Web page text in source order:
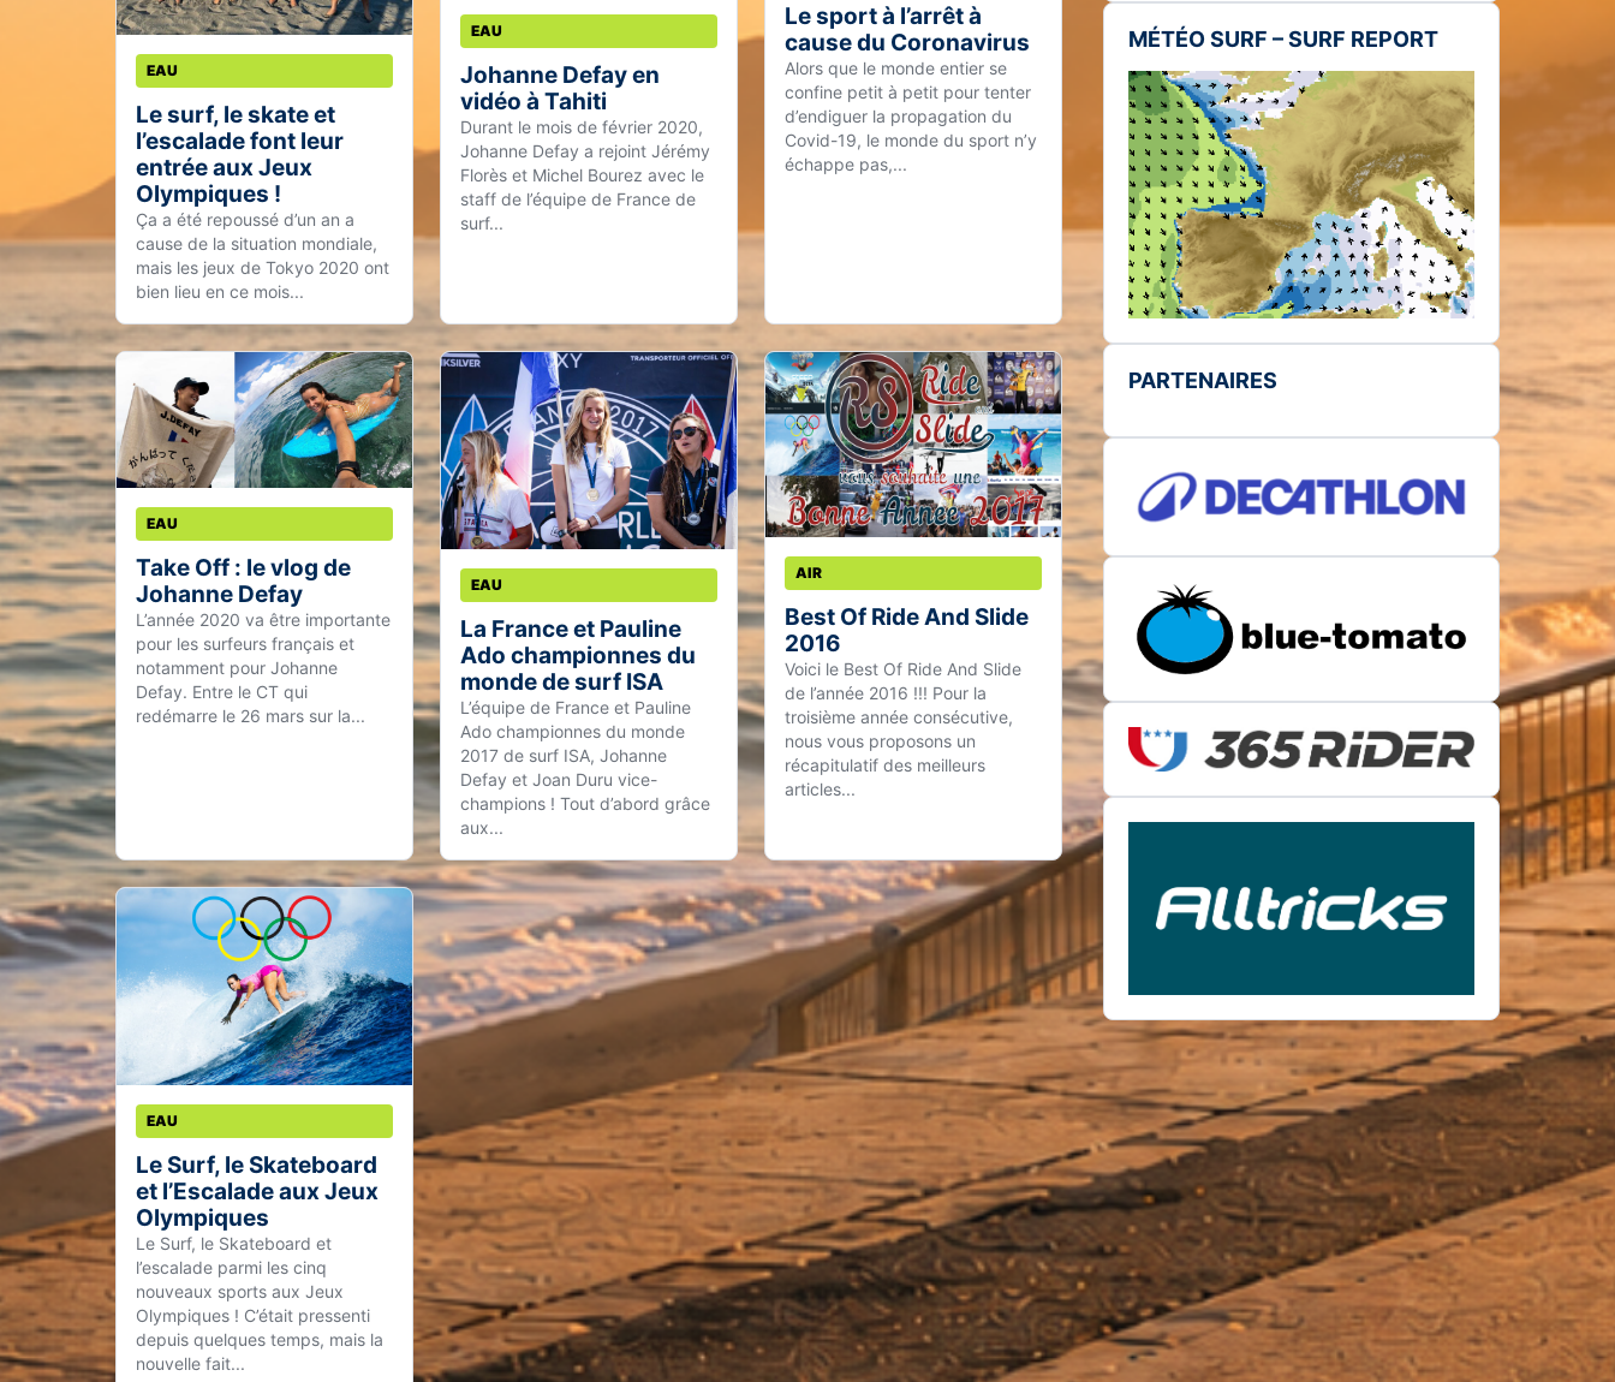
EAU
Le surf, le skate et
l’escalade font leur
entrée aux Jeux
Olympiques !
Ça a été repoussé d’un an a
cause de la situation mondiale,
mais les jeux de Tokyo 2020 ont
bien lieu en ce mois...
EAU
Johanne Defay en
vidéo à Tahiti
Durant le mois de février 2020,
Johanne Defay a rejoint Jérémy
Florès et Michel Bourez avec le
staff de l’équipe de France de
surf...
Le sport à l’arrêt à
cause du Coronavirus
Alors que le monde entier se
confine petit à petit pour tenter
d’endiguer la propagation du
Covid-19, le monde du sport n’y
échappe pas,...
EAU
Take Off : le vlog de
Johanne Defay
L’année 2020 va être importante
pour les surfeurs français et
notamment pour Johanne
Defay. Entre le CT qui
redémarre le 26 mars sur la...
EAU
La France et Pauline
Ado championnes du
monde de surf ISA
L’équipe de France et Pauline
Ado championnes du monde
2017 de surf ISA, Johanne
Defay et Joan Duru vice-
champions ! Tout d’abord grâce
aux...
AIR
Best Of Ride And Slide
2016
Voici le Best Of Ride And Slide
de l’année 2016 !!! Pour la
troisième année consécutive,
nous vous proposons un
récapitulatif des meilleurs
articles...
EAU
Le Surf, le Skateboard
et l’Escalade aux Jeux
Olympiques
Le Surf, le Skateboard et
l’escalade parmi les cinq
nouveaux sports aux Jeux
Olympiques ! C’était pressenti
depuis quelques temps, mais la
nouvelle fait...
MÉTÉO SURF – SURF REPORT
PARTENAIRES